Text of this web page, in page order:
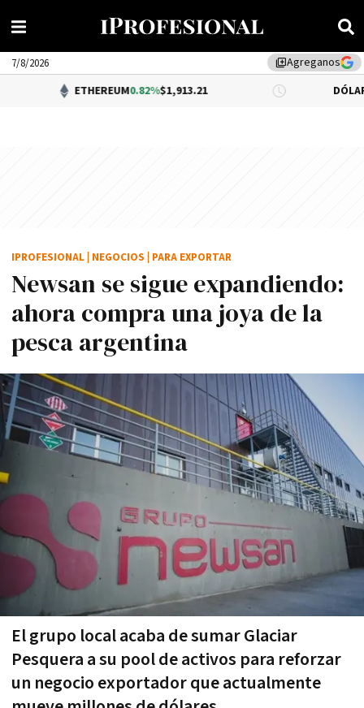
library_addAgreganos
7/8/2026
ETHEREUM0.82%$1,913.21 DÓLAR BNA 0.34%
Newsan se sigue expandiendo:
ahora compra una joya de la
pesca argentina
El grupo local acaba de sumar Glaciar
Pesquera a su pool de activos para reforzar
un negocio exportador que actualmente
IPROFESIONAL NEGOCIOS PARA EXPORTAR